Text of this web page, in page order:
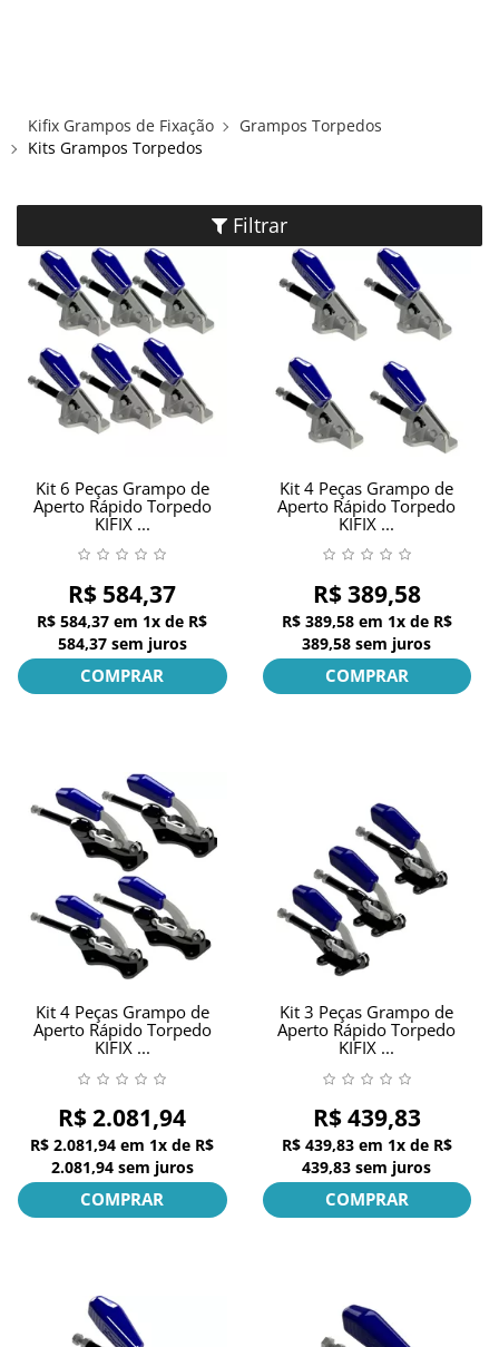
FUSOS RÁPIDOS
GRAMPOS C E SARGENTOS
GRAMPOS COMPRESSORES
GRAMPOS DE FIXAÇÃO DUPLA
GRAMPOS HORIZONTAIS
GRAMPOS SARGENTOS
GRAMPOS TORPEDOS
GRAMPOS VERTICAIS
PONTEIRAS
INFORMAÇÕES
Kifix Grampos de Fixação
Grampos Torpedos
Kits Grampos Torpedos
Filtrar
Kit 6 Peças Grampo de
Aperto Rápido Torpedo
KIFIX ...
R$ 584,37
R$ 584,37 em 1x de R$
584,37 sem juros
COMPRAR
Kit 4 Peças Grampo de
Aperto Rápido Torpedo
KIFIX ...
R$ 389,58
R$ 389,58 em 1x de R$
389,58 sem juros
COMPRAR
Kit 4 Peças Grampo de
Aperto Rápido Torpedo
KIFIX ...
R$ 2.081,94
R$ 2.081,94 em 1x de R$
2.081,94 sem juros
COMPRAR
Kit 3 Peças Grampo de
Aperto Rápido Torpedo
KIFIX ...
R$ 439,83
R$ 439,83 em 1x de R$
439,83 sem juros
COMPRAR